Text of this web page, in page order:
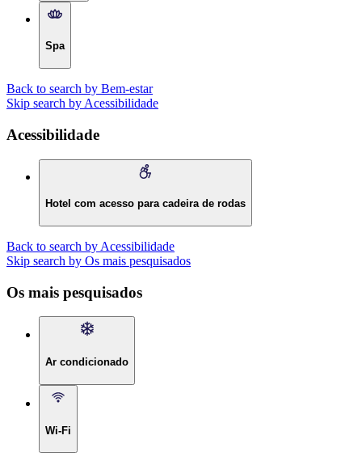
Spa
Back to search by Bem-estar
Skip search by Acessibilidade
Acessibilidade
Hotel com acesso para cadeira de rodas
Back to search by Acessibilidade
Skip search by Os mais pesquisados
Os mais pesquisados
Ar condicionado
Wi-Fi